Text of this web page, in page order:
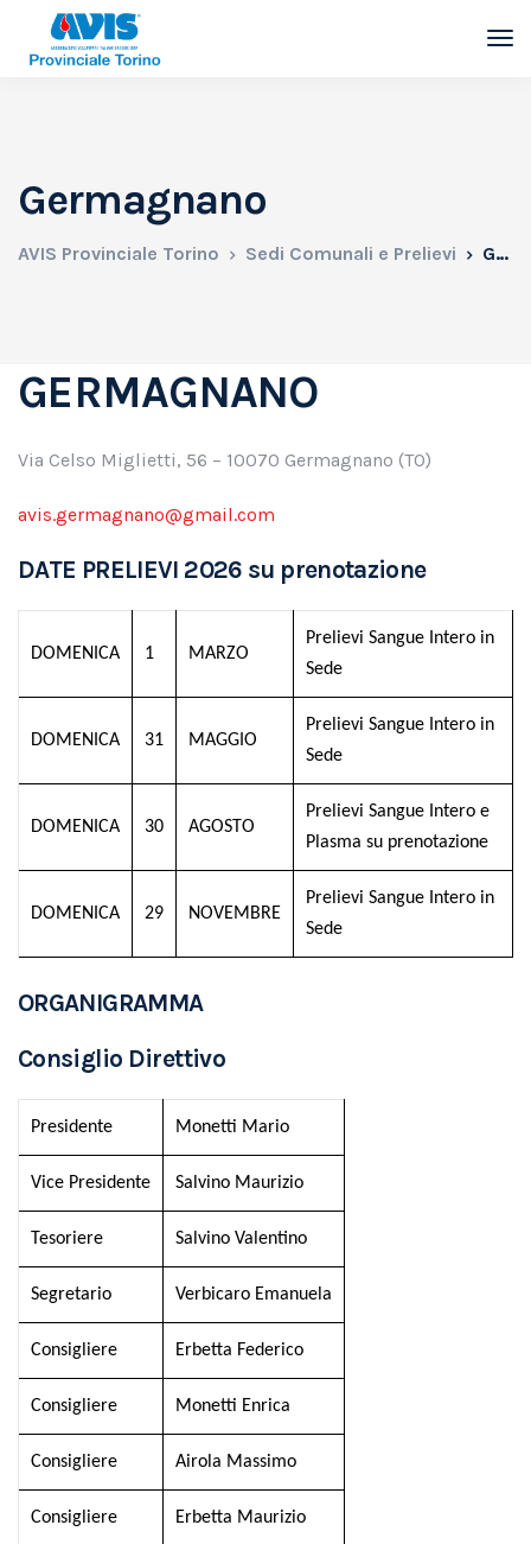
Germagnano
AVIS Provinciale Torino Sedi Comunali e Prelievi Germagnano
GERMAGNANO
Via Celso Miglietti, 56 – 10070 Germagnano (TO)
avis.germagnano@gmail.com
DATE PRELIEVI 2026 su prenotazione
DOMENICA 1 MARZO
Prelievi Sangue Intero in
Sede
DOMENICA 31 MAGGIO
Prelievi Sangue Intero in
Sede
DOMENICA 30 AGOSTO
Prelievi Sangue Intero e
Plasma su prenotazione
DOMENICA 29 NOVEMBRE
Prelievi Sangue Intero in
Sede
ORGANIGRAMMA
Consiglio Direttivo
Presidente Monetti Mario
Vice Presidente Salvino Maurizio
Tesoriere Salvino Valentino
Segretario Verbicaro Emanuela
Consigliere Erbetta Federico
Consigliere Monetti Enrica
Consigliere Airola Massimo
Consigliere Erbetta Maurizio